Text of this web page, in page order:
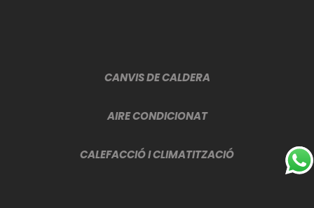
CANVIS DE CALDERA
AIRE CONDICIONAT
CALEFACCIÓ I CLIMATITZACIÓ